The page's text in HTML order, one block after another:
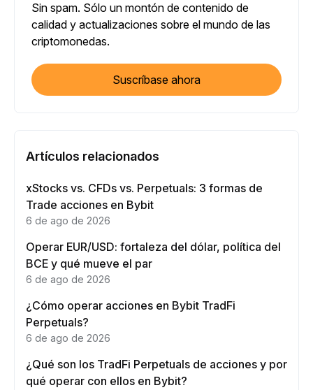
Sin spam. Sólo un montón de contenido de
calidad y actualizaciones sobre el mundo de las
criptomonedas.
Suscríbase ahora
Artículos relacionados
xStocks vs. CFDs vs. Perpetuals: 3 formas de
Trade acciones en Bybit
6 de ago de 2026
Operar EUR/USD: fortaleza del dólar, política del
BCE y qué mueve el par
6 de ago de 2026
¿Cómo operar acciones en Bybit TradFi
Perpetuals?
6 de ago de 2026
¿Qué son los TradFi Perpetuals de acciones y por
qué operar con ellos en Bybit?